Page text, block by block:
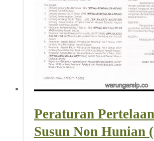
Peraturan
Susun Non Hunian